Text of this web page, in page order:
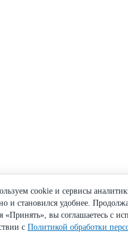
cookie и сервисы
и становился удобнее.
«Принять», вы соглашаетесь с
с Политикой обработки